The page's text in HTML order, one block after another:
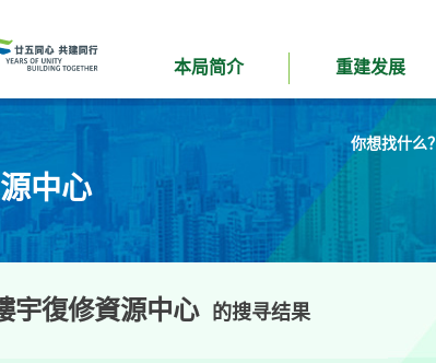
本局简介 重建发展
你想找什么？
中心
宇復修資源中心 的搜寻结果